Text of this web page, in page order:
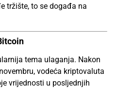
tržište, to se događa na
tema ulaganja. Nakon
vodeća kriptovaluta
vrijednosti u posljednjih